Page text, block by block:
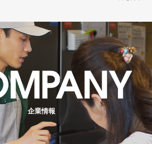
企業情報